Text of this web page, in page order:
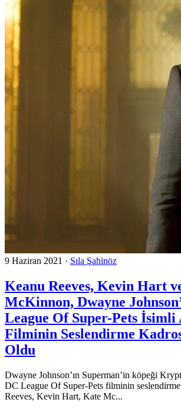
9 Haziran 2021 · Sıla Şahinöz
Keanu Reeves, Kevin Hart
McKinnon, Dwayne
League Of Super-Pets İsimli
Filminin Seslendirme
Oldu
Dwayne Johnson’ın Superman’in köpeği
DC League Of Super-Pets filminin
Reeves, Kevin Hart, Kate Mc...